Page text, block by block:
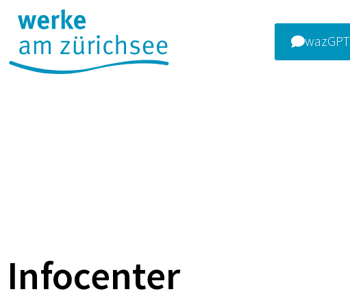
wazGPT
Infocenter